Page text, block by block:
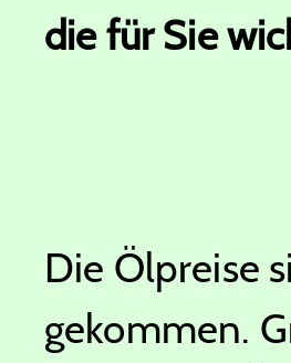
die für Sie
Die Ölpreise
gekommen.